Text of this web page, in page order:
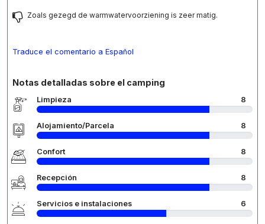
Zoals gezegd de warmwatervoorziening is zeer matig.
Traduce el comentario a Español
Notas detalladas sobre el camping
Limpieza 8
Alojamiento/Parcela 8
Confort 8
Recepción 8
Servicios e instalaciones 6